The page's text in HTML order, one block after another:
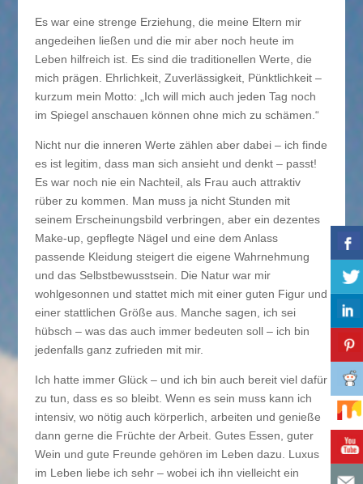
Es war eine strenge Erziehung, die meine Eltern mir
angedeihen ließen und die mir aber noch heute im
Leben hilfreich ist. Es sind die traditionellen Werte, die
mich prägen. Ehrlichkeit, Zuverlässigkeit, Pünktlichkeit –
kurzum mein Motto: „Ich will mich auch jeden Tag noch
im Spiegel anschauen können ohne mich zu schämen.“
Nicht nur die inneren Werte zählen aber dabei – ich finde
es ist legitim, dass man sich ansieht und denkt – passt!
Es war noch nie ein Nachteil, als Frau auch attraktiv
rüber zu kommen. Man muss ja nicht Stunden mit
seinem Erscheinungsbild verbringen, aber ein dezentes
Make-up, gepflegte Nägel und eine dem Anlass
passende Kleidung steigert die eigene Wahrnehmung
und das Selbstbewusstsein. Die Natur war mir
wohlgesonnen und stattet mich mit einer guten Figur und
einer stattlichen Größe aus. Manche sagen, ich sei
hübsch – was das auch immer bedeuten soll – ich bin
jedenfalls ganz zufrieden mit mir.
Ich hatte immer Glück – und ich bin auch bereit viel dafür
zu tun, dass es so bleibt. Wenn es sein muss kann ich
intensiv, wo nötig auch körperlich, arbeiten und genieße
dann gerne die Früchte der Arbeit. Gutes Essen, guter
Wein und gute Freunde gehören im Leben dazu. Luxus
im Leben liebe ich sehr – wobei ich ihn vielleicht ein